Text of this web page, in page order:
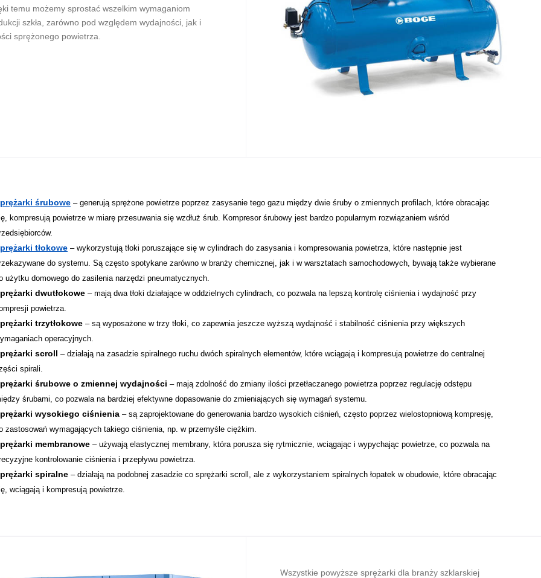
temu możemy sprostać wszelkim wymaganiom
szkła, zarówno pod względem wydajności, jak i
sprężonego powietrza.
śrubowe – generują sprężone powietrze poprzez zasysanie tego gazu między dwie śruby o zmiennych profilach, które obracając
kompresują powietrze w miarę przesuwania się wzdłuż śrub. Kompresor śrubowy jest bardzo popularnym rozwiązaniem wśród
tłokowe – wykorzystują tłoki poruszające się w cylindrach do zasysania i kompresowania powietrza, które następnie jest
do systemu. Są często spotykane zarówno w branży chemicznej, jak i w warsztatach samochodowych, bywają także wybierane
użytku domowego do zasilenia narzędzi pneumatycznych.
dwutłokowe – mają dwa tłoki działające w oddzielnych cylindrach, co pozwala na lepszą kontrolę ciśnienia i wydajność przy
powietrza.
trzytłokowe – są wyposażone w trzy tłoki, co zapewnia jeszcze wyższą wydajność i stabilność ciśnienia przy większych
operacyjnych.
scroll – działają na zasadzie spiralnego ruchu dwóch spiralnych elementów, które wciągają i kompresują powietrze do centralnej
spirali.
śrubowe o zmiennej wydajności – mają zdolność do zmiany ilości przetłaczanego powietrza poprzez regulację odstępu
śrubami, co pozwala na bardziej efektywne dopasowanie do zmieniających się wymagań systemu.
wysokiego ciśnienia – są zaprojektowane do generowania bardzo wysokich ciśnień, często poprzez wielostopniową kompresję,
zastosowań wymagających takiego ciśnienia, np. w przemyśle ciężkim.
membranowe – używają elastycznej membrany, która porusza się rytmicznie, wciągając i wypychając powietrze, co pozwala na
kontrolowanie ciśnienia i przepływu powietrza.
spiralne – działają na podobnej zasadzie co sprężarki scroll, ale z wykorzystaniem spiralnych łopatek w obudowie, które obracając
wciągają i kompresują powietrze.
Wszystkie powyższe sprężarki dla branży szklarskiej